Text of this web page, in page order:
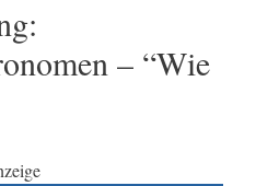
– “Wie